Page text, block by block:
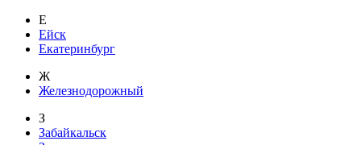
Е
Ейск
Екатеринбург
Ж
Железнодорожный
З
Забайкальск